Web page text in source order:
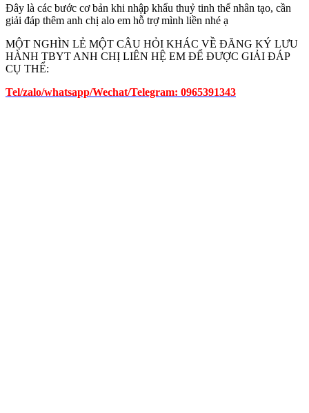
Đây là các bước cơ bản khi nhập khẩu thuỷ tinh thể nhân tạo, cần
giải đáp thêm anh chị alo em hỗ trợ mình liền nhé ạ
MỘT NGHÌN LẺ MỘT CÂU HỎI KHÁC VỀ ĐĂNG KÝ LƯU
HÀNH TBYT ANH CHỊ LIÊN HỆ EM ĐỂ ĐƯỢC GIẢI ĐÁP
CỤ THỂ:
Tel/zalo/whatsapp/Wechat/Telegram: 0965391343